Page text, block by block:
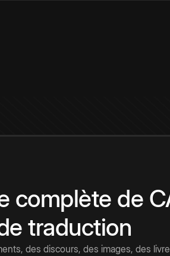
complète de
traduction
des discours, des images, des